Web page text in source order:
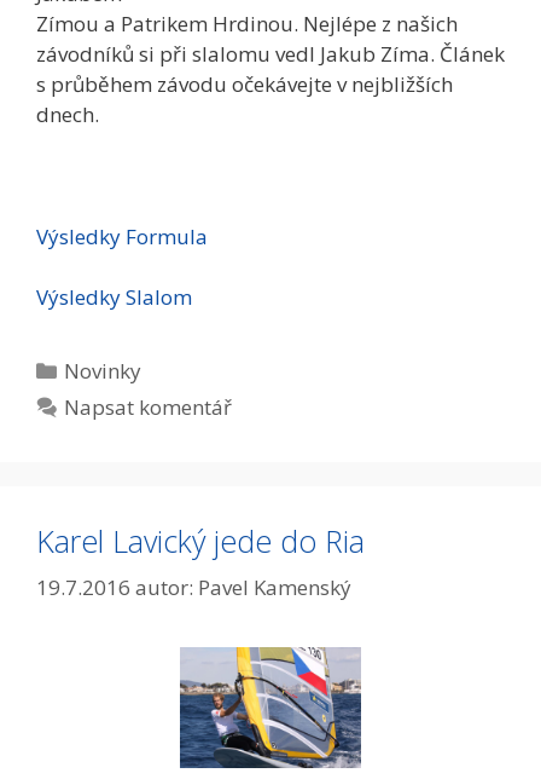
Zímou a Patrikem Hrdinou. Nejlépe z našich
závodníků si při slalomu vedl Jakub Zíma. Článek
s průběhem závodu očekávejte v nejbližších
dnech.
Výsledky Formula
Výsledky Slalom
Rubriky
Novinky
Napsat komentář
Karel Lavický jede do Ria
19.7.2016 autor: Pavel Kamenský